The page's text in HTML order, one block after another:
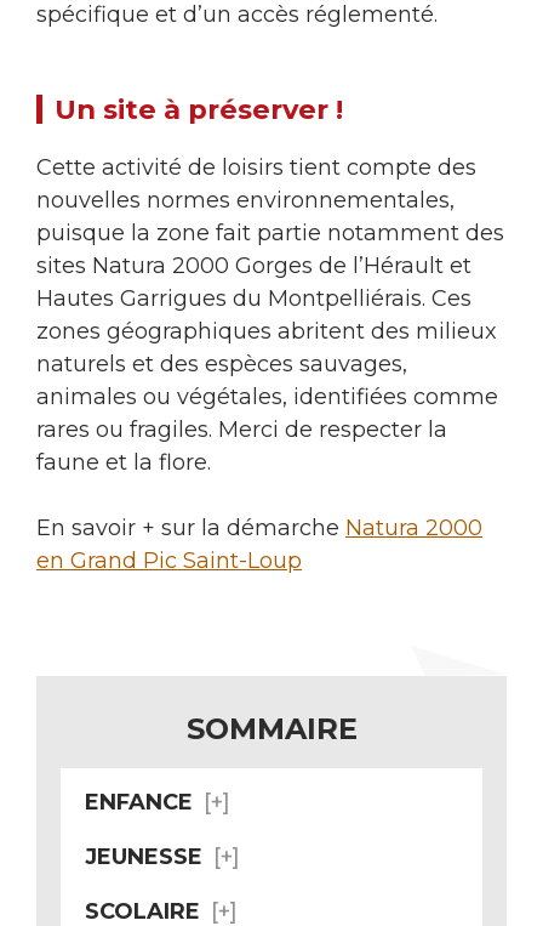
spécifique et d’un accès réglementé.
Un site à préserver !
Cette activité de loisirs tient compte des
nouvelles normes environnementales,
puisque la zone fait partie notamment des
sites Natura 2000 Gorges de l’Hérault et
Hautes Garrigues du Montpelliérais. Ces
zones géographiques abritent des milieux
naturels et des espèces sauvages,
animales ou végétales, identifiées comme
rares ou fragiles. Merci de respecter la
faune et la flore.
En savoir + sur la démarche Natura 2000
en Grand Pic Saint-Loup
SOMMAIRE
ENFANCE
JEUNESSE
SCOLAIRE